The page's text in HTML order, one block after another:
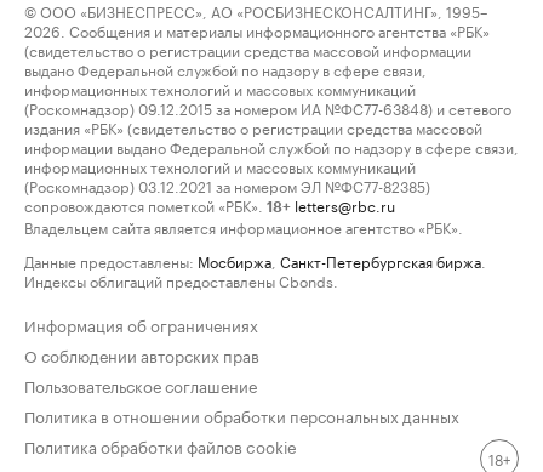
© ООО «БИЗНЕСПРЕСС», АО «РОСБИЗНЕСКОНСАЛТИНГ», 1995–
2026. Сообщения и материалы информационного агентства «РБК»
(свидетельство о регистрации средства массовой информации
выдано Федеральной службой по надзору в сфере связи,
информационных технологий и массовых коммуникаций
(Роскомнадзор) 09.12.2015 за номером ИА №ФС77-63848) и сетевого
издания «РБК» (свидетельство о регистрации средства массовой
информации выдано Федеральной службой по надзору в сфере связи,
информационных технологий и массовых коммуникаций
(Роскомнадзор) 03.12.2021 за номером ЭЛ №ФС77-82385)
сопровождаются пометкой «РБК».
18+ letters@rbc.ru
Владельцем сайта является информационное агентство «РБК».
Данные предоставлены: Мосбиржа Санкт-Петербургская биржа
Индексы облигаций предоставлены Cbonds.
Информация об ограничениях
О соблюдении авторских прав
Пользовательское соглашение
Политика в отношении обработки персональных данных
Политика обработки файлов cookie
18+